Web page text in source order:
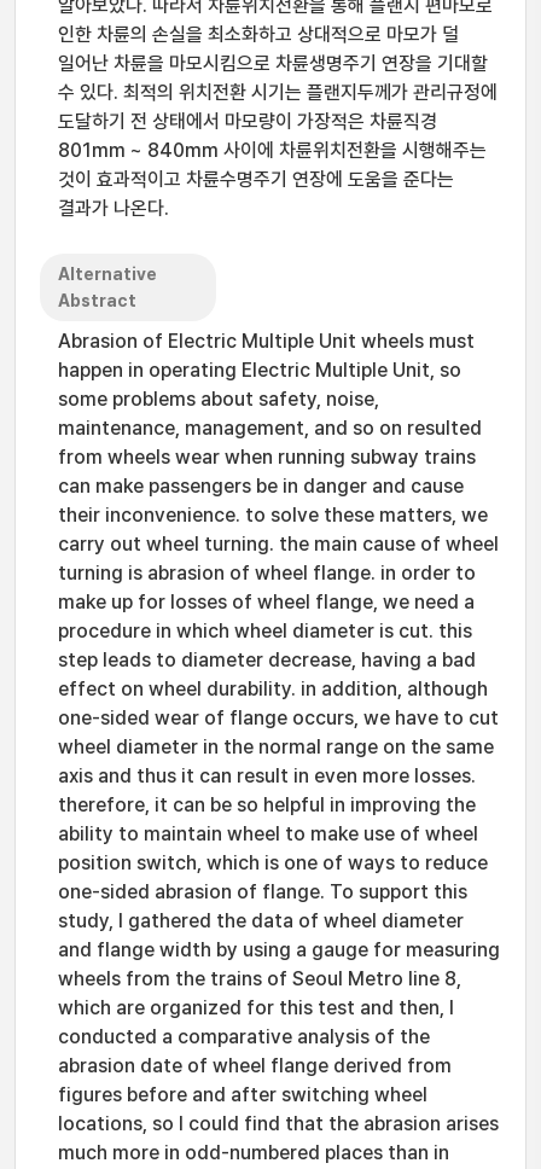
알아보았다. 따라서 차륜위치전환을 통해 플랜지 편마모로
인한 차륜의 손실을 최소화하고 상대적으로 마모가 덜
일어난 차륜을 마모시킴으로 차륜생명주기 연장을 기대할
수 있다. 최적의 위치전환 시기는 플랜지두께가 관리규정에
도달하기 전 상태에서 마모량이 가장적은 차륜직경
801mm ~ 840mm 사이에 차륜위치전환을 시행해주는
것이 효과적이고 차륜수명주기 연장에 도움을 준다는
결과가 나온다.
Alternative
Abstract
Abrasion of Electric Multiple Unit wheels must
happen in operating Electric Multiple Unit, so
some problems about safety, noise,
maintenance, management, and so on resulted
from wheels wear when running subway trains
can make passengers be in danger and cause
their inconvenience. to solve these matters, we
carry out wheel turning. the main cause of wheel
turning is abrasion of wheel flange. in order to
make up for losses of wheel flange, we need a
procedure in which wheel diameter is cut. this
step leads to diameter decrease, having a bad
effect on wheel durability. in addition, although
one-sided wear of flange occurs, we have to cut
wheel diameter in the normal range on the same
axis and thus it can result in even more losses.
therefore, it can be so helpful in improving the
ability to maintain wheel to make use of wheel
position switch, which is one of ways to reduce
one-sided abrasion of flange. To support this
study, I gathered the data of wheel diameter
and flange width by using a gauge for measuring
wheels from the trains of Seoul Metro line 8,
which are organized for this test and then, I
conducted a comparative analysis of the
abrasion date of wheel flange derived from
figures before and after switching wheel
locations, so I could find that the abrasion arises
much more in odd-numbered places than in